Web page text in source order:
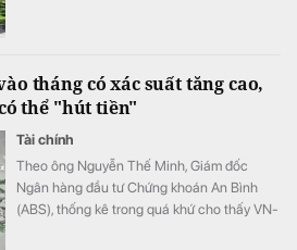
tháng có xác suất tăng cao,
thể "hút tiền"
Tài chính
Theo ông Nguyễn Thế Minh, Giám đốc
Ngân hàng đầu tư Chứng khoán An Bình
(ABS), thống kê trong quá khứ cho thấy VN-